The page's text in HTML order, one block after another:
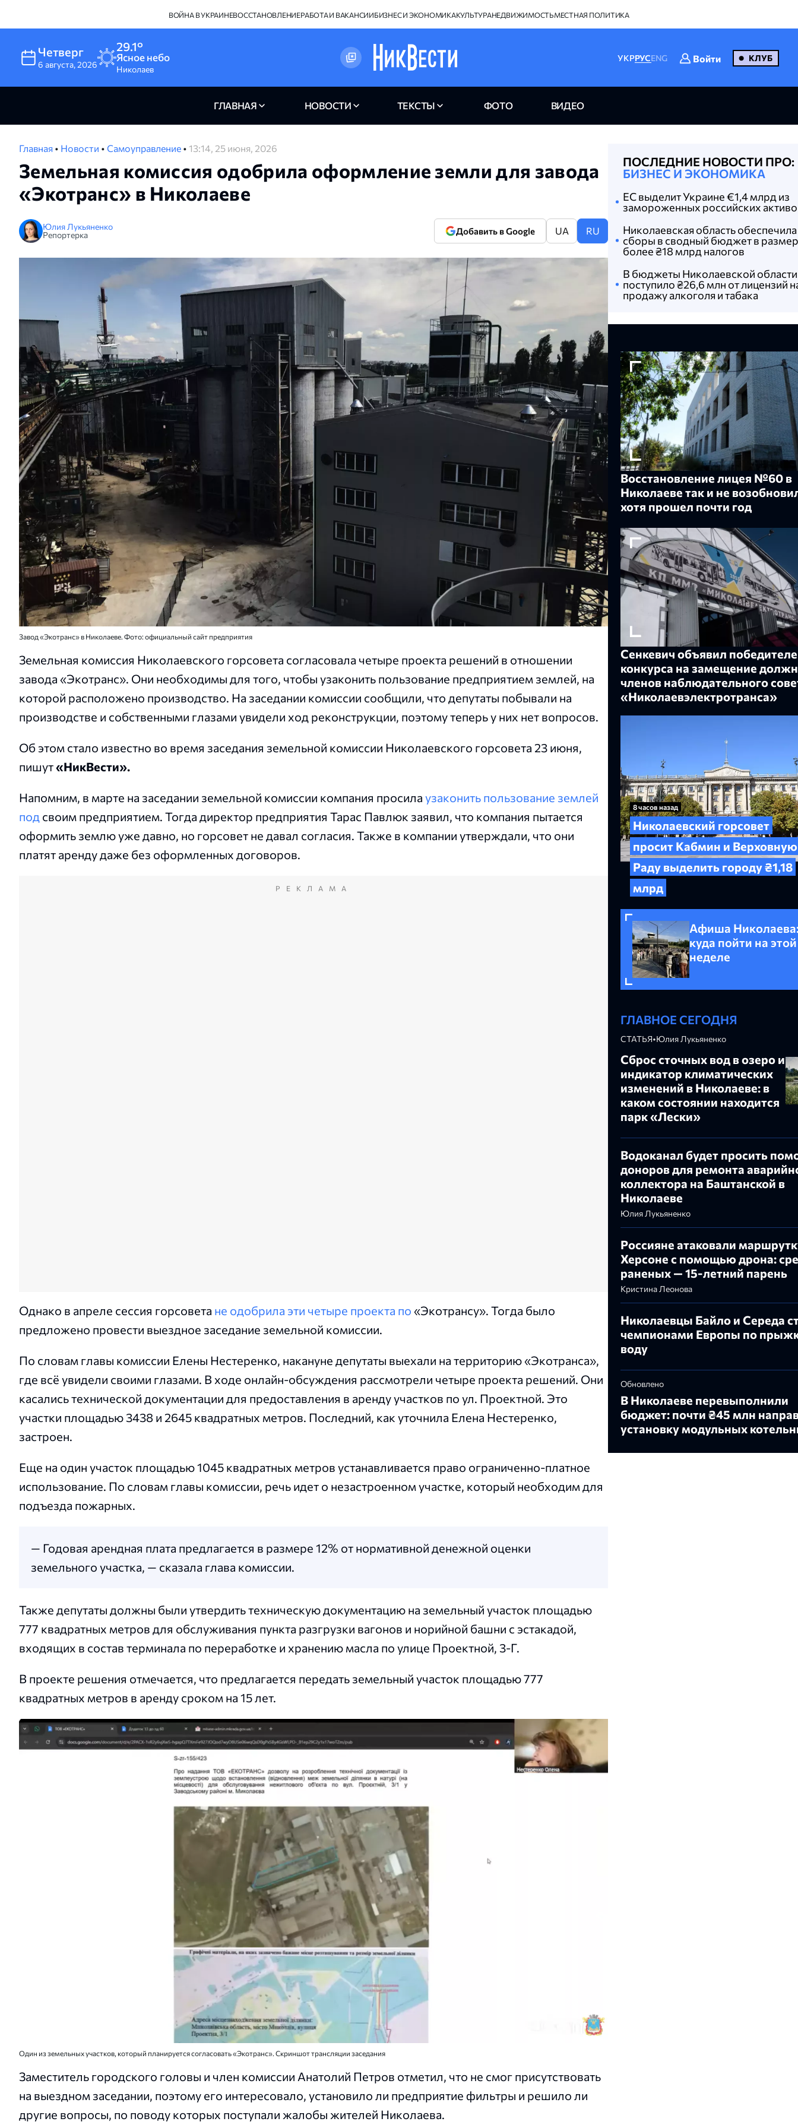
ВОЙНА В УКРАИНЕВОССТАНОВЛЕНИЕРАБОТА И ВАКАНСИИБИЗНЕС И ЭКОНОМИКАКУЛЬТУРАНЕДВИЖИМОСТЬМЕСТНАЯ ПОЛИТИКА
Четверг
6 августа,2026
29.1°
Ясное небо
Николаев
УКРРУСENG Войти КЛУБ
ГЛАВНАЯ НОВОСТИ ТЕКСТЫ ФОТО ВИДЕО
Главная • Новости • Самоуправление • 13:14, 25 июня, 2026
Земельная комиссия одобрила оформление земли для завода
«Экотранс» в Николаеве
Юлия Лукьяненко
Репортерка
Добавить в Google UA RU
Завод «Экотранс» в Николаеве. Фото: официальный сайт предприятия
Земельная комиссия Николаевского горсовета согласовала четыре проекта решений в отношении
завода «Экотранс». Они необходимы для того, чтобы узаконить пользование предприятием землей, на
которой расположено производство. На заседании комиссии сообщили, что депутаты побывали на
производстве и собственными глазами увидели ход реконструкции, поэтому теперь у них нет вопросов.
Об этом стало известно во время заседания земельной комиссии Николаевского горсовета 23 июня,
пишут«НикВести».
Напомним, в марте на заседании земельной комиссии компания просила узаконить пользование землей
под своим предприятием. Тогда директор предприятия Тарас Павлюк заявил, что компания пытается
оформить землю уже давно, но горсовет не давал согласия. Также в компании утверждали, что они
платят аренду даже без оформленных договоров.
РЕКЛАМА
Однако в апреле сессия горсовета не одобрила эти четыре проекта по «Экотрансу». Тогда было
предложено провести выездное заседание земельной комиссии.
По словам главы комиссии Елены Нестеренко, накануне депутаты выехали на территорию «Экотранса»,
где всё увидели своими глазами. В ходе онлайн-обсуждения рассмотрели четыре проекта решений. Они
касались технической документации для предоставления в аренду участков по ул. Проектной. Это
участки площадью 3438 и 2645 квадратных метров. Последний, как уточнила Елена Нестеренко,
застроен.
Еще на один участок площадью 1045 квадратных метров устанавливается право ограниченно-платное
использование. По словам главы комиссии, речь идет о незастроенном участке, который необходим для
подъезда пожарных.
— Годовая арендная плата предлагается в размере 12% от нормативной денежной оценки
земельного участка, — сказала глава комиссии.
Также депутаты должны были утвердить техническую документацию на земельный участок площадью
777 квадратных метров для обслуживания пункта разгрузки вагонов и норийной башни с эстакадой,
входящих в состав терминала по переработке и хранению масла по улице Проектной, 3-Г.
В проекте решения отмечается, что предлагается передать земельный участок площадью 777
квадратных метров в аренду сроком на 15 лет.
Один из земельных участков, который планируется согласовать «Экотранс». Скриншот трансляции заседания
Заместитель городского головы и член комиссии Анатолий Петров отметил, что не смог присутствовать
на выездном заседании, поэтому его интересовало, установило ли предприятие фильтры и решило ли
другие вопросы, по поводу которых поступали жалобы жителей Николаева.
ПОСЛЕДНИЕ НОВОСТИ ПРО:
БИЗНЕС И ЭКОНОМИКА
ЕС выделит Украине €1,4 млрд из
замороженных российских
Николаевская область обеспечила
сборы в сводный бюджет в
более ₴18 млрд налогов
В бюджеты Николаевской области
поступило ₴26,6 млн от лицензий
продажу алкоголя и табака
Восстановление лицея №60 в
Николаеве так и не
хотя прошел почти год
Сенкевич объявил
конкурса на замещение
членов наблюдательного
«Николаевэлектротранса»
8 часов назад
Николаевский горсовет
просит Кабмин и Верховную
Раду выделить городу ₴1,18
млрд
Афиша
куда пойти на этой
неделе
ГЛАВНОЕ СЕГОДНЯ
СТАТЬЯ•Юлия Лукьяненко
Сброс сточных вод в озеро и
индикатор климатических
изменений в Николаеве: в
каком состоянии находится
парк «Лески»
Водоканал будет просить
доноров для ремонта
коллектора на Баштанской в
Николаеве
Юлия Лукьяненко
Россияне атаковали
Херсоне с помощью дрона:
раненых — 15-летний парень
Кристина Леонова
Николаевцы Байло и Середа
чемпионами Европы по
воду
Обновлено
В Николаеве перевыполнили
бюджет: почти ₴45 млн
установку модульных